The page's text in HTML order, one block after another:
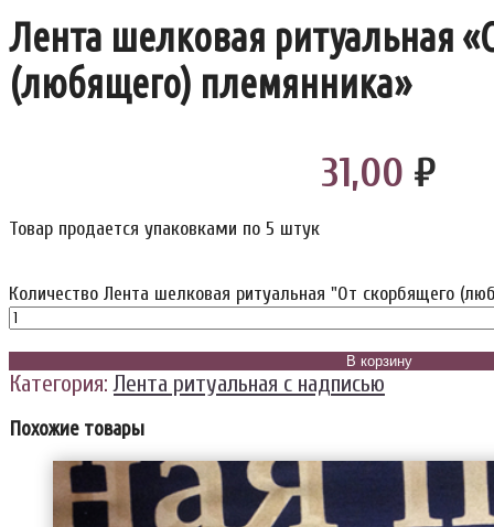
Лента шелковая ритуальная
(любящего) племянника»
31,00 ₽
Товар продается упаковками по 5 штук
Количество Лента шелковая ритуальная "От скорбящего
В корзину
Категория:Лента ритуальная с надписью
Похожие товары